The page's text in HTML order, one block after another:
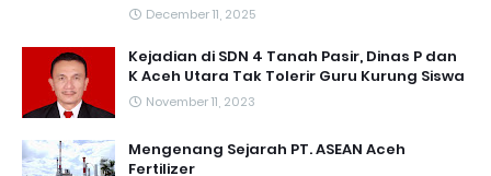
December 11, 2025
Kejadian di SDN 4 Tanah Pasir, Dinas P dan
K Aceh Utara Tak Tolerir Guru Kurung Siswa
November 11, 2023
Mengenang Sejarah PT. ASEAN Aceh
Fertilizer